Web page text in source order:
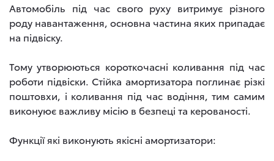
Автомобіль під час свого руху витримує різного
роду навантаження, основна частина яких припадає
на підвіску.
Тому утворюються короткочасні коливання під час
роботи підвіски. Стійка амортизатора поглинає різкі
поштовхи, і коливання під час водіння, тим самим
виконуює важливу місію в безпеці та керованості.
Функції які виконують якісні амортизатори: